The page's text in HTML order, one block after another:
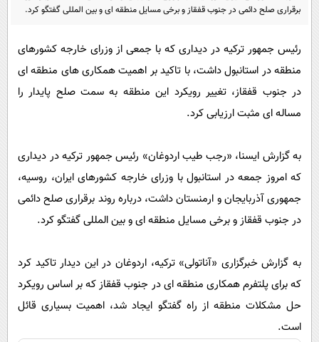
سرگرمی
حوادث
فرهنگی
اجتماعی
سیاست خارجی
آشپزی
برقراری صلح دائمی در جنوب قفقاز و برخی مسایل منطقه ای و بین المللی گفتگو کرد.
رئیس جمهور ترکیه در دیداری که با جمعی از وزرای خارجه کشورهای
منطقه در استانبول داشت، با تاکید بر اهمیت همکاری های منطقه ای
در جنوب قفقاز، تغییر رویکرد این منطقه به سمت صلح پایدار را
مساله ای مثبت ارزیابی کرد.
به گزارش ایسنا، «رجب طیب اردوغان» رئیس جمهور ترکیه در دیداری
که امروز جمعه در استانبول با وزرای خارجه کشورهای ایران، روسیه،
جمهوری آذربایجان و ارمنستان داشت، درباره روند برقراری صلح دائمی
در جنوب قفقاز و برخی مسایل منطقه ای و بین المللی گفتگو کرد.
به گزارش خبرگزاری «آناتولی» ترکیه، اردوغان در این دیدار تاکید کرد
که برای پلتفرم همکاری منطقه ای در جنوب قفقاز که بر اساس رویکرد
حل مشکلات منطقه از راه گفتگو ایجاد شد، اهمیت بسیاری قائل
است.